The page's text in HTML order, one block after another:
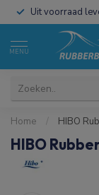
Uit voorraad
MENU
Home / HIBO
HIBO